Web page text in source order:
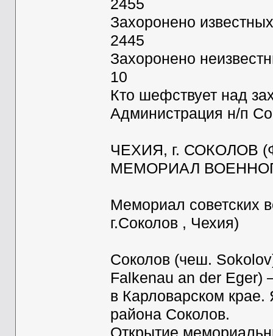
2455
Захоронено известных
2445
Захоронено
10
Кто шефствует над
Администрация н/п
ЧЕХИЯ, г. СОКОЛОВ
МЕМОРИАЛ
Мемориал советских
г.Соколов , Чехия)
Соколов (чеш.
Falkenau an der Eger)
в Карловарском
района Соколов.
Открытие